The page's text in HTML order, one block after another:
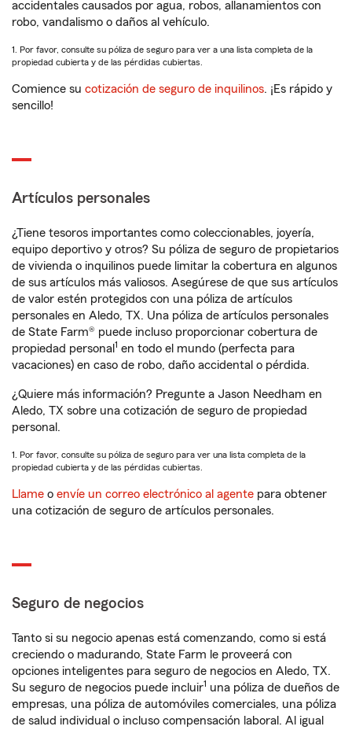
accidentales causados por agua, robos, allanamientos con
robo, vandalismo o daños al vehículo.
1. Por favor, consulte su póliza de seguro para ver a una lista completa de la
propiedad cubierta y de las pérdidas cubiertas.
Comience su cotización de seguro de inquilinos. ¡Es rápido y
sencillo!
Artículos personales
¿Tiene tesoros importantes como coleccionables, joyería,
equipo deportivo y otros? Su póliza de seguro de propietarios
de vivienda o inquilinos puede limitar la cobertura en algunos
de sus artículos más valiosos. Asegúrese de que sus artículos
de valor estén protegidos con una póliza de artículos
personales en Aledo, TX. Una póliza de artículos personales
de State Farm® puede incluso proporcionar cobertura de
propiedad personal 1 en todo el mundo (perfecta para
vacaciones) en caso de robo, daño accidental o pérdida.
¿Quiere más información? Pregunte a Jason Needham en
Aledo, TX sobre una cotización de seguro de propiedad
personal.
1. Por favor, consulte su póliza de seguro para ver una lista completa de la
propiedad cubierta y de las pérdidas cubiertas.
Llame o envíe un correo electrónico al agente para obtener
una cotización de seguro de artículos personales.
Seguro de negocios
Tanto si su negocio apenas está comenzando, como si está
creciendo o madurando, State Farm le proveerá con
opciones inteligentes para seguro de negocios en Aledo, TX.
Su seguro de negocios puede incluir1 una póliza de dueños de
empresas, una póliza de automóviles comerciales, una póliza
de salud individual o incluso compensación laboral. Al igual